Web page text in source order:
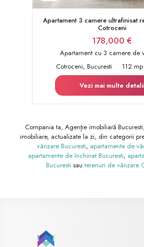
Apartament 3 camere ultrafinisat
Cotroceni
178,000 €
Apartament cu 3 camere de
Cotroceni, Bucuresti
112 mp
Vezi mai multe detalii
Compania ta, Agenție imobiliară
imobiliare, actualizate la zi, din categorii
vânzare Bucuresti, apartamente de
apartamente de închiriat Bucuresti,
Bucuresti sau terenuri de vânzare